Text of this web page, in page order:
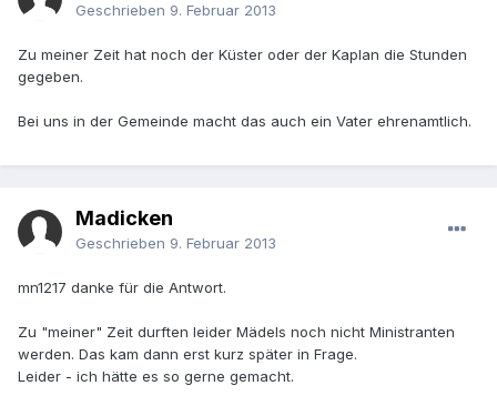
Geschrieben 9. Februar 2013
Zu meiner Zeit hat noch der Küster oder der Kaplan die Stunden
gegeben.
Bei uns in der Gemeinde macht das auch ein Vater ehrenamtlich.
Madicken
Geschrieben 9. Februar 2013
mn1217 danke für die Antwort.
Zu "meiner" Zeit durften leider Mädels noch nicht Ministranten
werden. Das kam dann erst kurz später in Frage.
Leider - ich hätte es so gerne gemacht.